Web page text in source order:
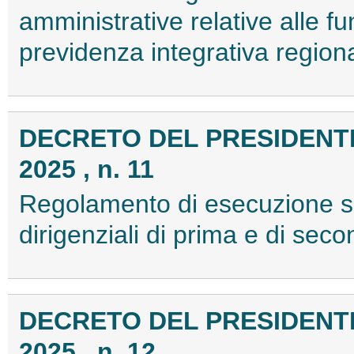
amministrative relative alle
previdenza integrativa
DECRETO DEL
2025 , n. 11
Regolamento di esecuzione
dirigenziali di prima e di
DECRETO DEL